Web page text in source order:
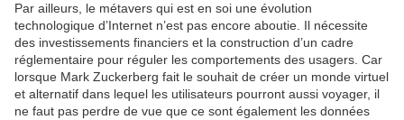
Par ailleurs, le métavers qui est en soi une évolution
technologique d’Internet n’est pas encore aboutie. Il nécessite
des investissements financiers et la construction d’un cadre
réglementaire pour réguler les comportements des usagers. Car
lorsque Mark Zuckerberg fait le souhait de créer un monde virtuel
et alternatif dans lequel les utilisateurs pourront aussi voyager, il
ne faut pas perdre de vue que ce sont également les données